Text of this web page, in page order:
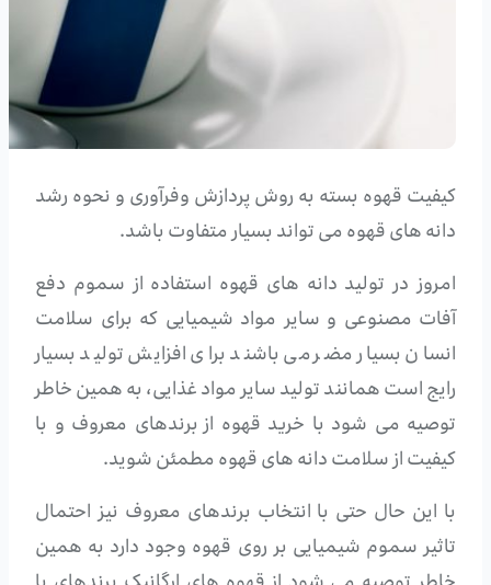
کیفیت قهوه بسته به روش پردازش وفرآوری و نحوه رشد
دانه های قهوه می تواند بسیار متفاوت باشد.
امروز در تولید دانه های قهوه استفاده از سموم دفع
آفات مصنوعی و سایر مواد شیمیایی که برای سلامت
انسان بسیار مضر می باشند برای افزایش تولید بسیار
رایج است همانند تولید سایر مواد غذایی، به همین خاطر
توصیه می شود با خرید قهوه از برندهای معروف و با
کیفیت از سلامت دانه های قهوه مطمئن شوید.
با این حال حتی با انتخاب برندهای معروف نیز احتمال
تاثیر سموم شیمیایی بر روی قهوه وجود دارد به همین